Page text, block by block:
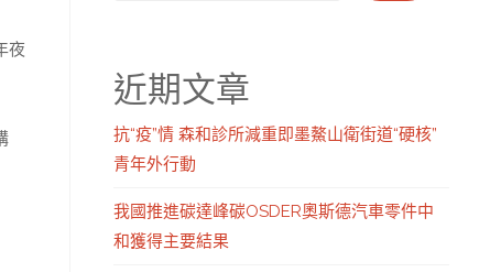
夜
近期文章
抗“疫”情 森和診所減重即墨鰲山衛街道“硬核”
青年外行動
我國推進碳達峰碳OSDER奧斯德汽車零件中
和獲得主要結果